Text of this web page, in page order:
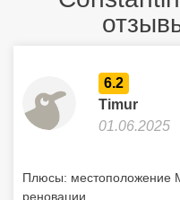
3.6
Плюсы: Море в